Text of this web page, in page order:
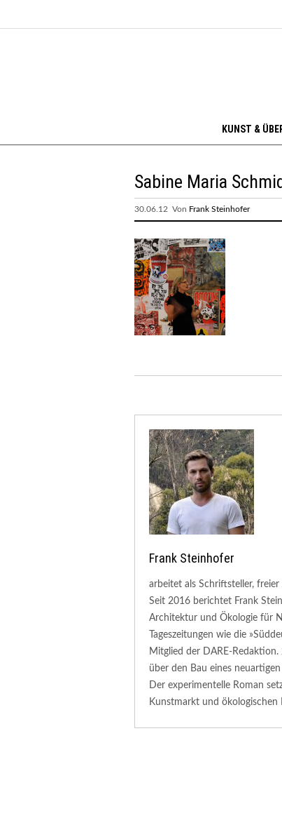
KUNST &
Sabine Maria
30.06.12 Von Frank Steinhofer
Frank Steinhofer
arbeitet als Schriftsteller,
Seit 2016 berichtet Frank
Architektur und Ökologie für
Tageszeitungen wie die
Mitglied der DARE-Redaktion.
über den Bau eines
Der experimentelle Roman
Kunstmarkt und ökologischen